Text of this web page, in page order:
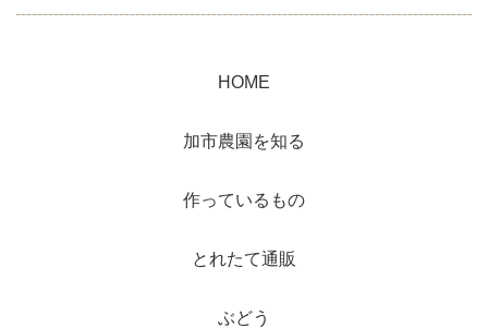
HOME
加市農園を知る
作っているもの
とれたて通販
ぶどう